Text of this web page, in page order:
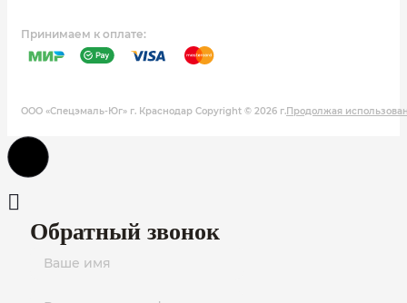
Принимаем к оплате:
ООО «Спецэмаль-Юг» г. Краснодар Copyright © 2026 г.Продолжая
Обратный звонок